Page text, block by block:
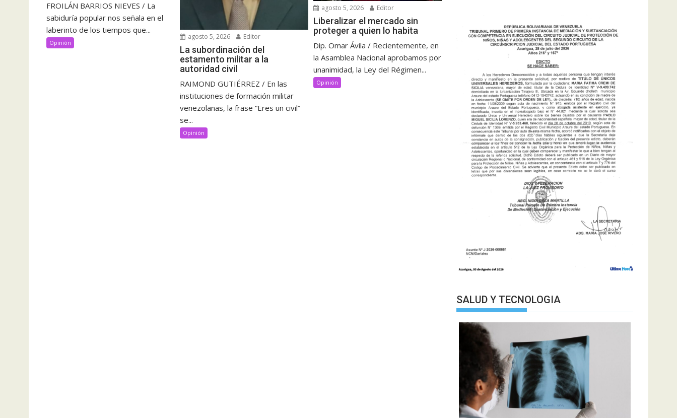
FROILÁN BARRIOS NIEVES / La
sabiduría popular nos señala en el
laberinto de los tiempos que...
Opinión
agosto 5, 2026 Editor
La subordinación del
estamento militar a la
autoridad civil
RAIMOND GUTIÉRREZ / En las
instituciones de formación militar
venezolanas, la frase “Eres un civil”
se...
Opinión
agosto 5, 2026 Editor
Liberalizar el mercado sin
proteger a quien lo habita
Dip. Omar Ávila / Recientemente, en
la Asamblea Nacional aprobamos por
unanimidad, la Ley del Régimen...
Opinión
SALUD Y TECNOLOGIA